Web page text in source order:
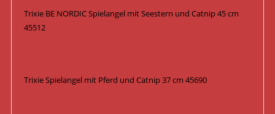
Trixie BE NORDIC Spielangel mit Seestern und Catnip 45 cm
45512
Trixie Spielangel mit Pferd und Catnip 37 cm 45690